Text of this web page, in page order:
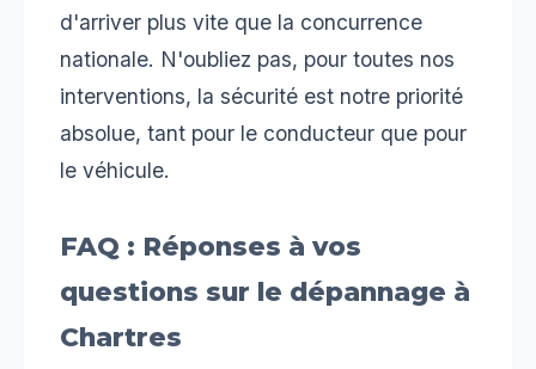
d'arriver plus vite que la concurrence
nationale. N'oubliez pas, pour toutes nos
interventions, la sécurité est notre priorité
absolue, tant pour le conducteur que pour
le véhicule.
FAQ : Réponses à vos
questions sur le dépannage à
Chartres